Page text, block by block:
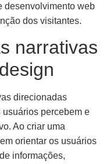
desenvolvimento web
dos visitantes.
narrativas
direcionadas
percebem e
Ao criar uma
orientar os usuários
informações,